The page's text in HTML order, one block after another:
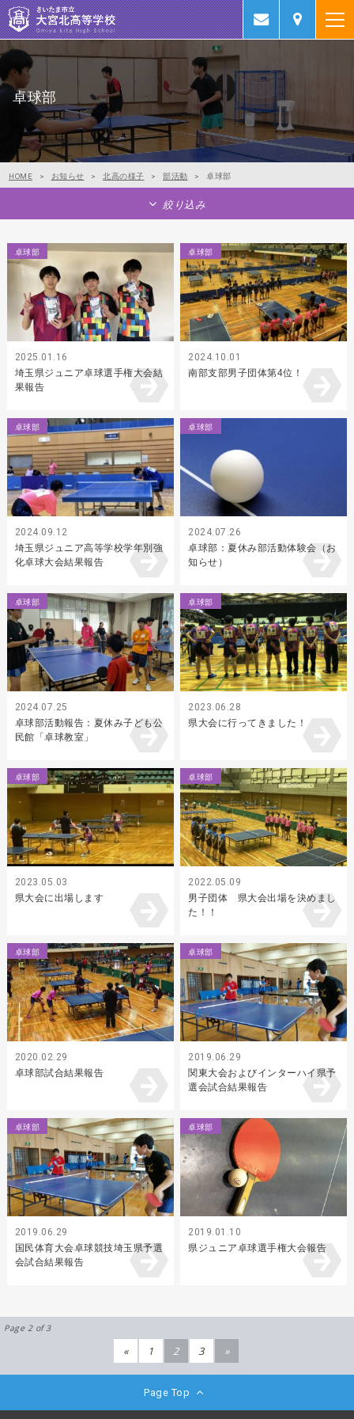
卓球部
HOME > お知らせ > 北高の様子 > 部活動 > 卓球部
絞り込み
卓球部
2025.01.16
埼玉県ジュニア卓球選手権大会結
果報告
卓球部
2024.10.01
南部支部男子団体第4位！
卓球部
2024.09.12
埼玉県ジュニア高等学校学年別強
化卓球大会結果報告
卓球部
2024.07.26
卓球部：夏休み部活動体験会（お
知らせ）
卓球部
2024.07.25
卓球部活動報告：夏休み子ども公
民館「卓球教室」
卓球部
2023.06.28
県大会に行ってきました！
卓球部
2023.05.03
県大会に出場します
卓球部
2022.05.09
男子団体 県大会出場を決めまし
た！！
卓球部
2020.02.29
卓球部試合結果報告
卓球部
2019.06.29
関東大会およびインターハイ県予
選会試合結果報告
卓球部
2019.06.29
国民体育大会卓球競技埼玉県予選
会試合結果報告
卓球部
2019.01.10
県ジュニア卓球選手権大会報告
Page 2 of 3
« 1 2 3 »
Page Top